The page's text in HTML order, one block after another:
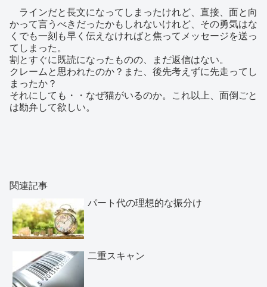
ラインだと長文になってしまったけれど、直接、面と向
かって言うべきだったかもしれないけれど、その勇気はな
くでも一刻も早く伝えなければと焦ってメッセージを送っ
てしまった。
割とすぐに既読になったものの、まだ返信はない。
クレームと思われたのか？また、後先考えずに先走ってし
まったか？
それにしても・・なぜ猫がいるのか。これ以上、面倒ごと
は勘弁して欲しい。
関連記事
パート代の理想的な振分け
二重スキャン